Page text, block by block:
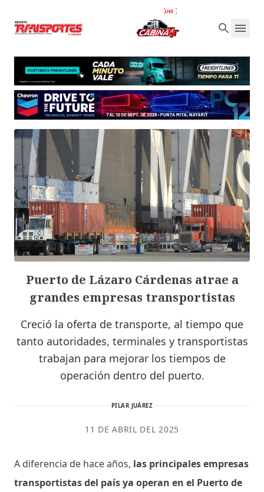
Puerto de Lázaro Cárdenas atrae a
grandes empresas transportistas
Creció la oferta de transporte, al tiempo que
tanto autoridades, terminales y transportistas
trabajan para mejorar los tiempos de
operación dentro del puerto.
PILAR JUÁREZ
11 DE ABRIL DEL 2025
A diferencia de hace años, las principales empresas
transportistas del país ya operan en el Puerto de